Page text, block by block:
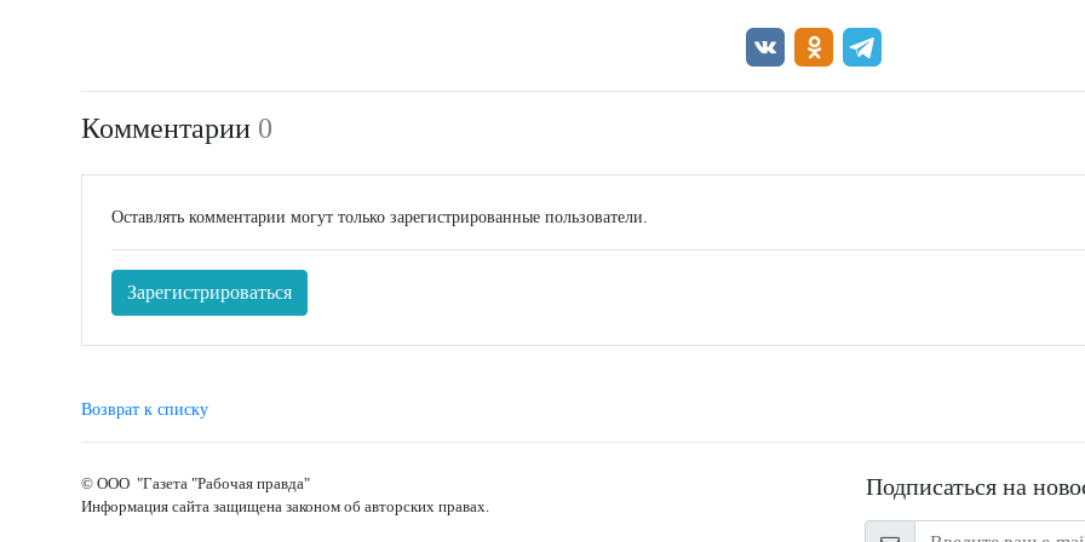
Комментарии 0
Оставлять комментарии могут только зарегистрированные пользователи.
Зарегистрироваться
Возврат к списку
© ООО "Газета "Рабочая правда"
Информация сайта защищена законом об авторских правах.
Подписаться на